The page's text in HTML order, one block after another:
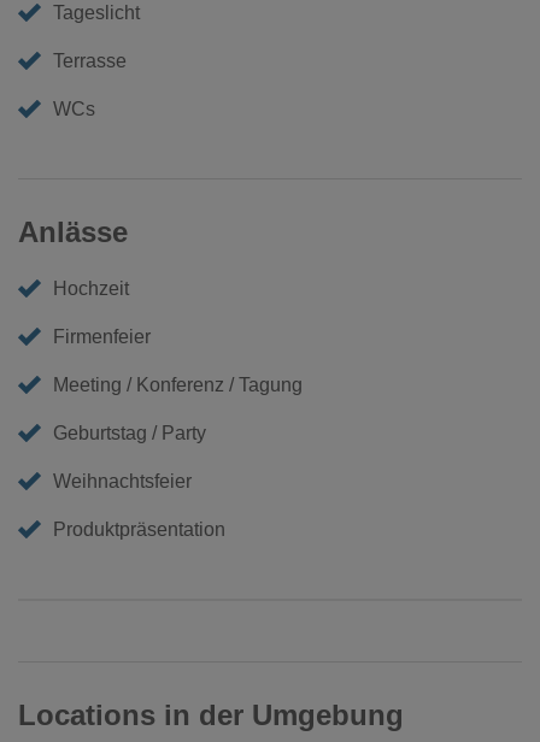
Tageslicht
Terrasse
WCs
Anlässe
Hochzeit
Firmenfeier
Meeting / Konferenz / Tagung
Geburtstag / Party
Weihnachtsfeier
Produktpräsentation
Locations in der Umgebung